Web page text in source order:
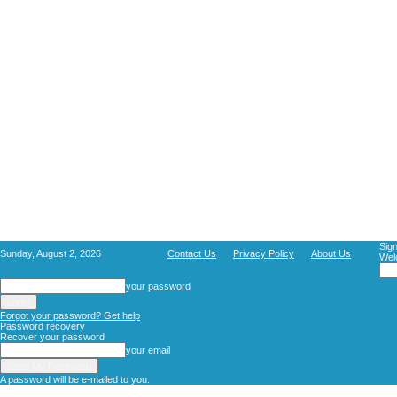
Sunday, August 2, 2026 Contact Us Privacy Policy About Us
your password
Forgot your password? Get help
Password recovery
Recover your password
your email
A password will be e-mailed to you.